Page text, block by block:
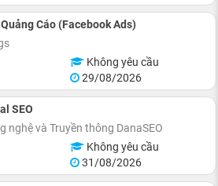
Cáo (Facebook Ads)
Không yêu cầu
29/08/2026
SEO
nghệ và Truyền thông DanaSEO
Không yêu cầu
31/08/2026